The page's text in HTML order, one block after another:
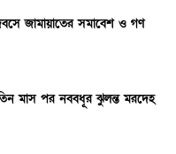
জামায়াতের সমাবেশ ও গণ
মাস পর নববধূর ঝুলন্ত মরদেহ